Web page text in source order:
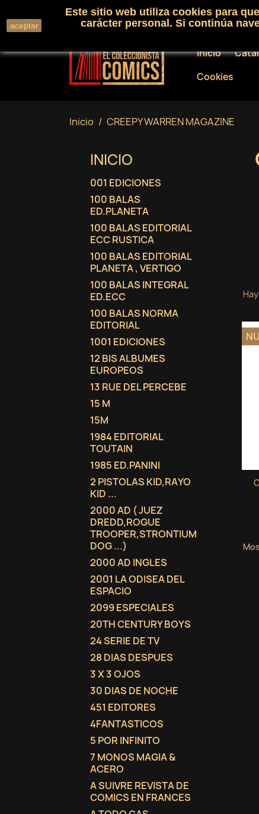
Llámenos:+34 91 530 01 33
Inicio
Cookies
Inicio CREEPY WARREN MAGAZINE
INICIO
001 EDICIONES
100 BALAS
ED.PLANETA
100 BALAS EDITORIAL
ECC RUSTICA
100 BALAS EDITORIAL
PLANETA , VERTIGO
100 BALAS INTEGRAL
ED.ECC
100 BALAS NORMA
EDITORIAL
1001 EDICIONES
12 BIS ALBUMES
EUROPEOS
13 RUE DEL PERCEBE
15 M
15M
1984 EDITORIAL
TOUTAIN
1985 ED.PANINI
2 PISTOLAS KID,RAYO
KID ...
2000 AD ( JUEZ
DREDD,ROGUE
TROOPER,STRONTIUM
DOG ...)
2000 AD INGLES
2001 LA ODISEA DEL
ESPACIO
2099 ESPECIALES
20TH CENTURY BOYS
24 SERIE DE TV
28 DIAS DESPUES
3 X 3 OJOS
30 DIAS DE NOCHE
451 EDITORES
4FANTASTICOS
5 POR INFINITO
7 MONOS MAGIA &
ACERO
A SUIVRE REVISTA DE
COMICS EN FRANCES
aceptar
Este sitio web utiliza cookies para
carácter personal. Si continúa